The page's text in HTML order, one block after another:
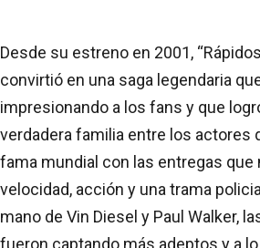
Desde su estreno en 2001,
convirtió en una saga legendaria
impresionando a los fans y que
verdadera familia entre los actores
fama mundial con las entregas que
velocidad, acción y una trama
mano de Vin Diesel y Paul Walker,
fueron captando más adeptos y a